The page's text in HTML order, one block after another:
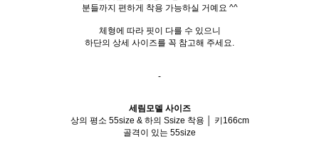
분들까지 편하게 착용 가능하실 거예요 ^^
체형에 따라 핏이 다를 수 있으니
하단의 상세 사이즈를 꼭 참고해 주세요.
-
세림모델 사이즈
상의 평소 55size & 하의 Ssize 착용 │ 키166cm
골격이 있는 55size